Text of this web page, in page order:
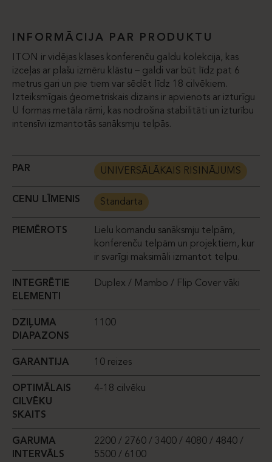
INFORMĀCIJA PAR PRODUKTU
ITON ir vidējas klases konferenču galdu kolekcija, kas
izceļas ar plašu izmēru klāstu – galdi var būt līdz pat 6
metrus gari un pie tiem var sēdēt līdz 18 cilvēkiem.
Izteiksmīgais ģeometriskais dizains ir apvienots ar izturīgu
U formas metāla rāmi, kas nodrošina stabilitāti un izturību
intensīvi izmantotās sanāksmju telpās.
PAR UNIVERSĀLĀKAIS RISINĀJUMS
CENU LĪMENIS Standarta
PIEMĒROTS
Lielu komandu sanāksmju telpām,
konferenču telpām un projektiem, kur
ir svarīgi maksimāli izmantot telpu.
INTEGRĒTIE
ELEMENTI
Duplex / Mambo / Flip Cover vāki
DZIĻUMA
DIAPAZONS
1100
GARANTIJA 10 reizes
OPTIMĀLAIS
CILVĒKU
SKAITS
4-18 cilvēku
GARUMA
INTERVĀLS
2200 / 2760 / 3400 / 4080 / 4840 /
5500 / 6100